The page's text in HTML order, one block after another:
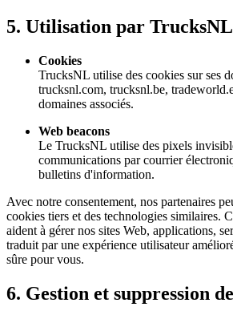
5. Utilisation par
Cookies
TrucksNL utilise des cookies sur ses
trucksnl.com, trucksnl.be,
domaines associés.
Web beacons
Le TrucksNL utilise des pixels
communications par courrier
bulletins d'information.
Avec notre consentement, nos partenaires
cookies tiers et des technologies similaires.
aident à gérer nos sites Web, applications,
traduit par une expérience utilisateur
sûre pour vous.
6. Gestion et suppression